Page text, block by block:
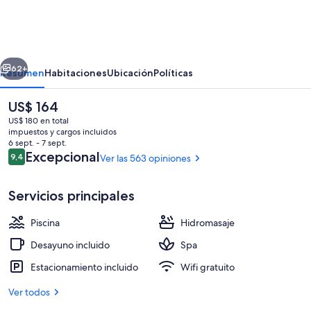
En la playa
Siguiente
62+
ResumenHabitacionesUbicaciónPolíticas
El
precio
actual
es
de
US$ 164
US$ 164
US$ 180 en total
impuestos y cargos incluidos
6 sept. - 7 sept.
Opiniones
9,49,4 de 10
ExcepcionalVer las 563 opiniones
Servicios principales
Piscina
Hidromasaje
Desayuno incluido
Spa
Estacionamiento incluido
Wifi gratuito
Ver todos